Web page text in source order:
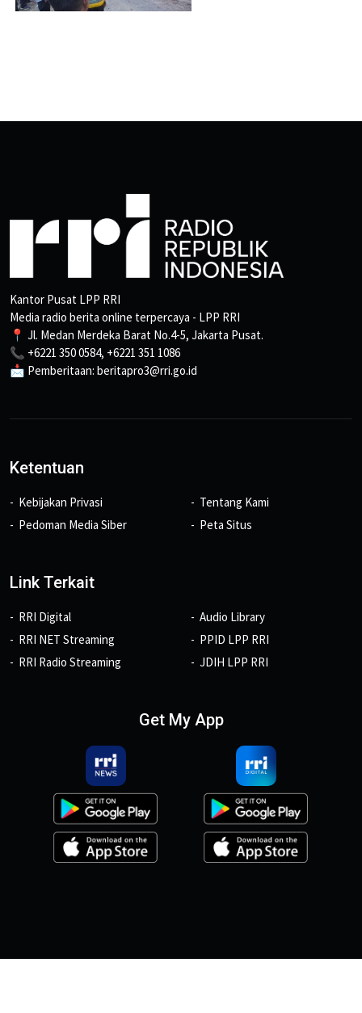
Kantor Pusat LPP RRI
Media radio berita online terpercaya - LPP RRI
📍 Jl. Medan Merdeka Barat No.4-5, Jakarta Pusat.
📞 +6221 350 0584, +6221 351 1086
📩 Pemberitaan: beritapro3@rri.go.id
Ketentuan
Kebijakan Privasi
Pedoman Media Siber
Tentang Kami
Peta Situs
Link Terkait
RRI Digital
RRI NET Streaming
RRI Radio Streaming
Audio Library
PPID LPP RRI
JDIH LPP RRI
Get My App